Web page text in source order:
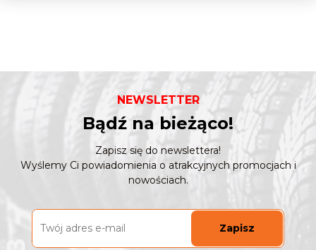
NEWSLETTER
Bądź na bieżąco!
Zapisz się do newslettera!
Wyślemy Ci powiadomienia o atrakcyjnych promocjach i
nowościach.
Zapisz